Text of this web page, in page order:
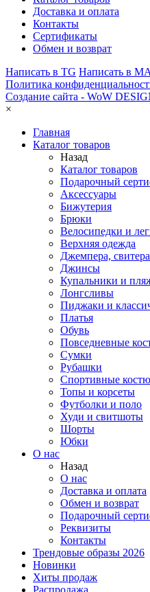
Доставка и оплата
Контакты
Сертификаты
Обмен и возврат
Написать в TG Написать в
Политика
Создание сайта - WoW
×
Главная
Каталог товаров
Назад
Каталог товаров
Подарочный
Аксессуары
Бижутерия
Брюки
Велосипедки и
Верхняя одежда
Джемпера,
Джинсы
Купальники и
Лонгсливы
Пиджаки и
Платья
Обувь
Повседневные
Сумки
Рубашки
Спортивные
Топы и корсеты
Футболки и поло
Худи и свитшоты
Шорты
Юбки
О нас
Назад
О нас
Доставка и оплата
Обмен и возврат
Подарочный
Реквизиты
Контакты
Трендовые образы 2026
Новинки
Хиты продаж
Распродажа